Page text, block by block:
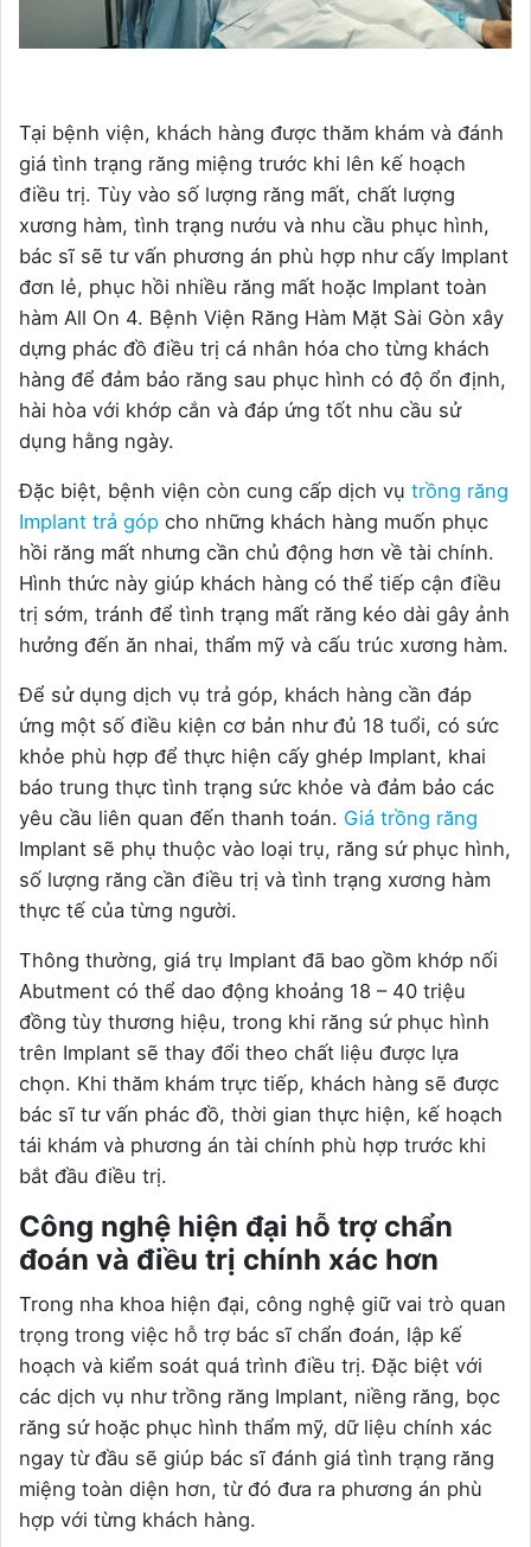
Tại bệnh viện, khách hàng được thăm khám và đánh
giá tình trạng răng miệng trước khi lên kế hoạch
điều trị. Tùy vào số lượng răng mất, chất lượng
xương hàm, tình trạng nướu và nhu cầu phục hình,
bác sĩ sẽ tư vấn phương án phù hợp như cấy Implant
đơn lẻ, phục hồi nhiều răng mất hoặc Implant toàn
hàm All On 4. Bệnh Viện Răng Hàm Mặt Sài Gòn xây
dựng phác đồ điều trị cá nhân hóa cho từng khách
hàng để đảm bảo răng sau phục hình có độ ổn định,
hài hòa với khớp cắn và đáp ứng tốt nhu cầu sử
dụng hằng ngày.
Đặc biệt, bệnh viện còn cung cấp dịch vụ trồng răng
Implant trả góp cho những khách hàng muốn phục
hồi răng mất nhưng cần chủ động hơn về tài chính.
Hình thức này giúp khách hàng có thể tiếp cận điều
trị sớm, tránh để tình trạng mất răng kéo dài gây ảnh
hưởng đến ăn nhai, thẩm mỹ và cấu trúc xương hàm.
Để sử dụng dịch vụ trả góp, khách hàng cần đáp
ứng một số điều kiện cơ bản như đủ 18 tuổi, có sức
khỏe phù hợp để thực hiện cấy ghép Implant, khai
báo trung thực tình trạng sức khỏe và đảm bảo các
yêu cầu liên quan đến thanh toán. Giá trồng răng
Implant sẽ phụ thuộc vào loại trụ, răng sứ phục hình,
số lượng răng cần điều trị và tình trạng xương hàm
thực tế của từng người.
Thông thường, giá trụ Implant đã bao gồm khớp nối
Abutment có thể dao động khoảng 18 – 40 triệu
đồng tùy thương hiệu, trong khi răng sứ phục hình
trên Implant sẽ thay đổi theo chất liệu được lựa
chọn. Khi thăm khám trực tiếp, khách hàng sẽ được
bác sĩ tư vấn phác đồ, thời gian thực hiện, kế hoạch
tái khám và phương án tài chính phù hợp trước khi
bắt đầu điều trị.
Công nghệ hiện đại hỗ trợ chẩn
đoán và điều trị chính xác hơn
Trong nha khoa hiện đại, công nghệ giữ vai trò quan
trọng trong việc hỗ trợ bác sĩ chẩn đoán, lập kế
hoạch và kiểm soát quá trình điều trị. Đặc biệt với
các dịch vụ như trồng răng Implant, niềng răng, bọc
răng sứ hoặc phục hình thẩm mỹ, dữ liệu chính xác
ngay từ đầu sẽ giúp bác sĩ đánh giá tình trạng răng
miệng toàn diện hơn, từ đó đưa ra phương án phù
hợp với từng khách hàng.